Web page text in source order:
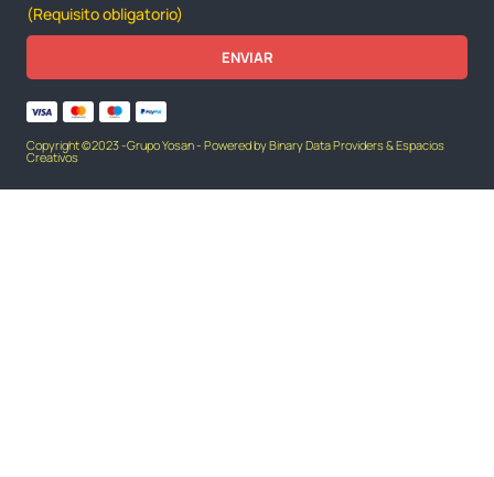
(Requisito obligatorio)
ENVIAR
Copyright ©2023 -Grupo Yosan - Powered by Binary Data Providers & Espacios
Creativos